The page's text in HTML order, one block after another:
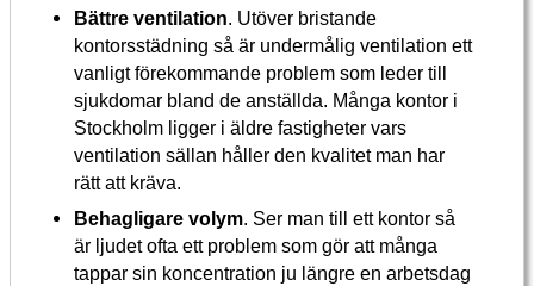
Bättre ventilation. Utöver bristande
kontorsstädning så är undermålig ventilation ett
vanligt förekommande problem som leder till
sjukdomar bland de anställda. Många kontor i
Stockholm ligger i äldre fastigheter vars
ventilation sällan håller den kvalitet man har
rätt att kräva.
Behagligare volym. Ser man till ett kontor så
är ljudet ofta ett problem som gör att många
tappar sin koncentration ju längre en arbetsdag